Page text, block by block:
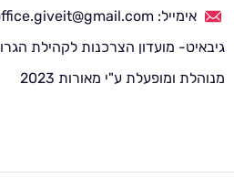
אימייל: office.giveit@gmail.com
גיבאיט- מועדון הצרכנות לקהילת
מנוהלת ומופעלת ע"י מאורות 2023